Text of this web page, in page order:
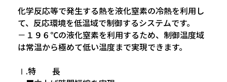
化学反応等で発生する熱を液化窒素の冷熱を利用し
て、反応環境を低温域で制御するシステムです。
－１９６℃の液化窒素を利用するため、制御温度域
は常温から極めて低い温度まで実現できます。
Ⅰ.特 長